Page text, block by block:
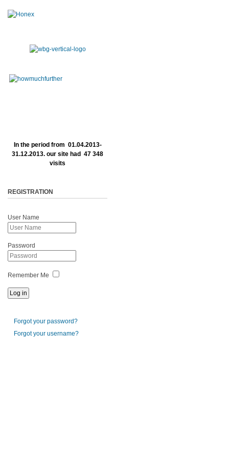
In the period from 01.04.2013-
31.12.2013. our site had 47 348
visits
REGISTRATION
User Name
Password
Remember Me
Forgot your password?
Forgot your username?